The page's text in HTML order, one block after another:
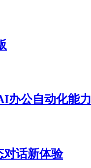
办公自动化能力
对话新体验